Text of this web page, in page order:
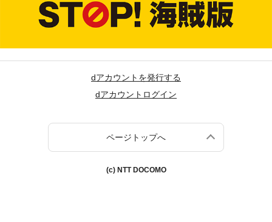
dアカウントを発行する
dアカウントログイン
ページトップへ
(c) NTT DOCOMO